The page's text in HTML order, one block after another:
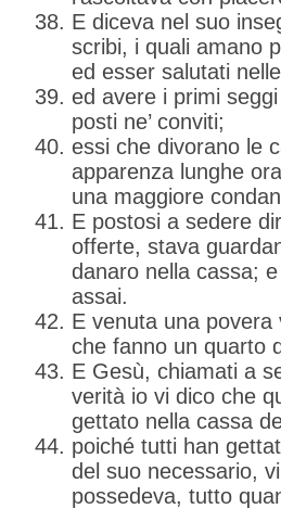
E diceva nel suo
scribi, i quali amano
ed esser salutati
ed avere i primi
posti ne’ conviti;
essi che divorano le
apparenza lunghe
una maggiore
E postosi a sedere
offerte, stava
danaro nella cassa;
assai.
E venuta una
che fanno un quarto
E Gesù, chiamati a
verità io vi dico che
gettato nella cassa
poiché tutti han
del suo necessario,
possedeva, tutto